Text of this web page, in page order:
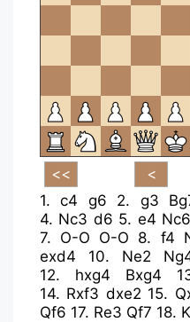
1.c4 g6 2. g3
4. Nc3 d6 5. e4 Nc6
7. O-O O-O 8. f4
exd4
10. Ne2
12. hxg4 Bxg4
14. Rxf3 dxe2 15.
Qf6 17. Re3 Qf7 18.